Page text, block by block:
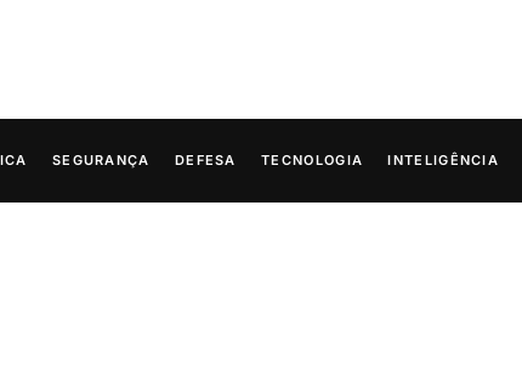
SEGURANÇA DEFESA TECNOLOGIA INTELIGÊNCIA